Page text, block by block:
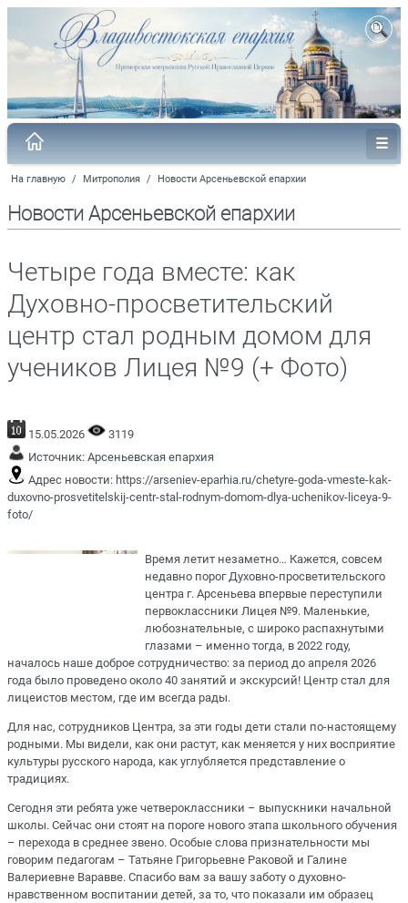
На главную / Митрополия / Новости Арсеньевской епархии
Новости Арсеньевской епархии
Четыре года вместе: как
Духовно-просветительский
центр стал родным домом для
учеников Лицея №9 (+ Фото)
15.05.2026
3119
Источник: Арсеньевская епархия
Адрес новости: https://arseniev-eparhia.ru/chetyre-goda-vmeste-kak-
duxovno-prosvetitelskij-centr-stal-rodnym-domom-dlya-uchenikov-liceya-9-
foto/
Время летит незаметно… Кажется, совсем
недавно порог Духовно-просветительского
центра г. Арсеньева впервые переступили
первоклассники Лицея №9. Маленькие,
любознательные, с широко распахнутыми
глазами – именно тогда, в 2022 году,
началось наше доброе сотрудничество: за период до апреля 2026
года было проведено около 40 занятий и экскурсий! Центр стал для
лицеистов местом, где им всегда рады.
Для нас, сотрудников Центра, за эти годы дети стали по-настоящему
родными. Мы видели, как они растут, как меняется у них восприятие
культуры русского народа, как углубляется представление о
традициях.
Сегодня эти ребята уже четвероклассники – выпускники начальной
школы. Сейчас они стоят на пороге нового этапа школьного обучения
– перехода в среднее звено. Особые слова признательности мы
говорим педагогам – Татьяне Григорьевне Раковой и Галине
Валериевне Варавве. Спасибо вам за вашу заботу о духовно-
нравственном воспитании детей, за то, что показали им образец